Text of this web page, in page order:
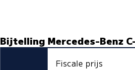
Bijtelling Mercedes-Benz
Fiscale prijs